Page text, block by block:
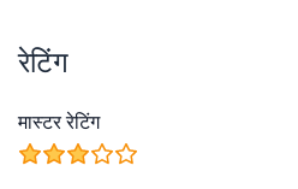
रेटिंग
मास्टर रेटिंग